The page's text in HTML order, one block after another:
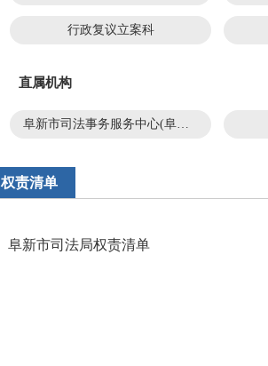
行政复议立案科
直属机构
阜新市司法事务服务中心(阜新仲裁委员会办公室）
权责清单
阜新市司法局权责清单